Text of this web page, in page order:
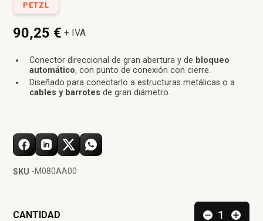
PETZL
90,25 € + IVA
Conector direccional de gran abertura y de bloqueo
automático, con punto de conexión con cierre.
Diseñado para conectarlo a estructuras metálicas o a
cables y barrotes de gran diámetro.
SKU -M080AA00
CANTIDAD